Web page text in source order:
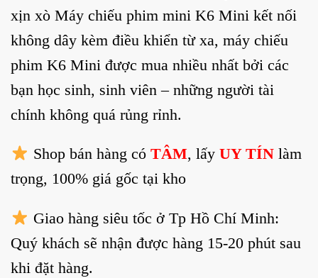
xịn xò Máy chiếu phim mini K6 Mini kết nối
không dây kèm điều khiển từ xa, máy chiếu
phim K6 Mini được mua nhiều nhất bởi các
bạn học sinh, sinh viên – những người tài
chính không quá rủng rỉnh.
Shop bán hàng có TÂM, lấy UY TÍNlàm
trọng, 100% giá gốc tại kho
Giao hàng siêu tốc ở Tp Hồ Chí Minh:
Quý khách sẽ nhận được hàng 15-20 phút sau
khi đặt hàng.